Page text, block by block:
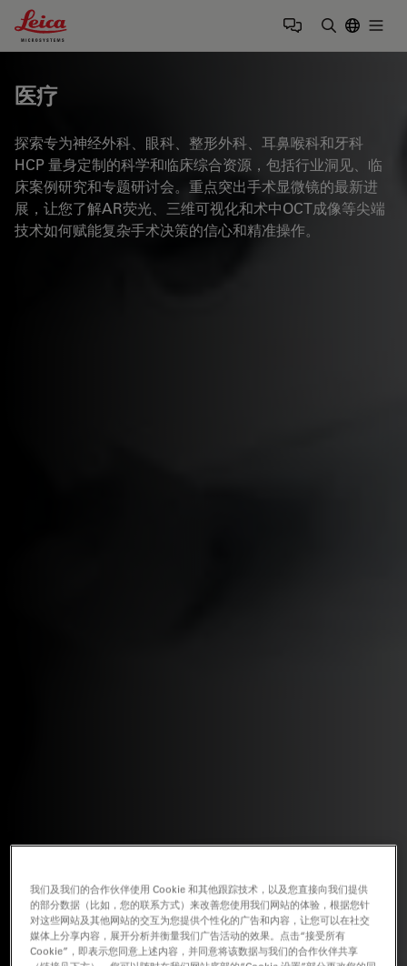
Leica Microsystems Logo
医疗
探索专为神经外科、眼科、整形外科、耳鼻喉科和牙科
HCP 量身定制的科学和临床综合资源，包括行业洞见、临
床案例研究和专题研讨会。重点突出手术显微镜的最新进
展，让您了解AR荧光、三维可视化和术中OCT成像等尖端
技术如何赋能复杂手术决策的信心和精准操作。
我们及我们的合作伙伴使用 Cookie 和其他跟踪技术，以及您直接向我们提供
的部分数据（比如，您的联系方式）来改善您使用我们网站的体验，根据您针
对这些网站及其他网站的交互为您提供个性化的广告和内容，让您可以在社交
媒体上分享内容，展开分析并衡量我们广告活动的效果。点击“接受所有
Cookie”，即表示您同意上述内容，并同意将该数据与我们的合作伙伴共享